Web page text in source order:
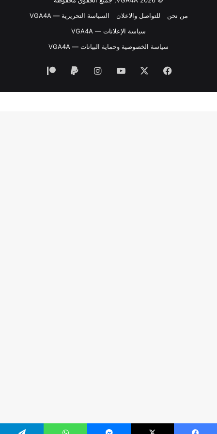
من نحن
للتواصل والاعلان
السياسة التحريرية — VGA4A
سياسة الإعلانات — VGA4A
سياسة الخصوصية وحماية البيانات — VGA4A
فيسبوك ‫YouTubeانستقرام
‏Paypal
‫Patreon